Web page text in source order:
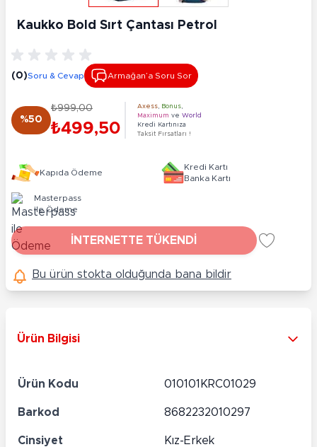
Kaukko Bold Sırt Çantası Petrol
(0)Soru & Cevap Armağan’a Soru Sor
%50
₺999,00
₺499,50
Axess Bonus
Maximum ve World
Kredi Kartınıza
Taksit Fırsatları !
Kapıda Ödeme
Kredi Kartı
Banka Kartı
Masterpass
ile Ödeme
İNTERNETTE TÜKENDİ
Bu ürün stokta olduğunda bana bildir
Ürün Bilgisi
Ürün Kodu 010101KRC01029
Barkod 8682232010297
Cinsiyet Kız-Erkek